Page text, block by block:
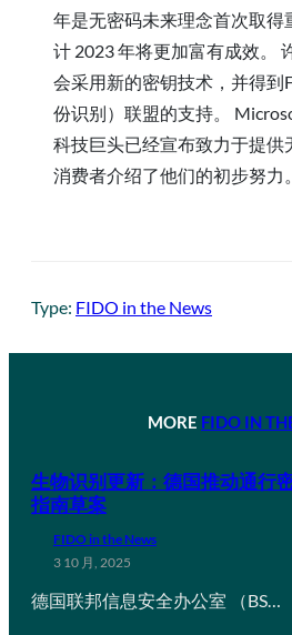
年是无密码未来理念首次取得
计 2023 年将更加富有成效。
会采用新的密钥技术，并得到
份识别）联盟的支持。
科技巨头已经宣布致力于提供
消费者介绍了他们的初步努力。
Type: FIDO in the News
MORE FIDO IN
生物识别更新：德国推动通行
指南草案
FIDO in the News
3 10 月, 2025
德国联邦信息安全办公室 （BS…